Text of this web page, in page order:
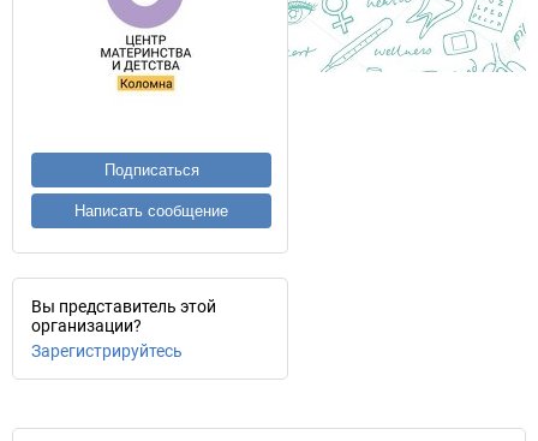
Подписаться
Написать сообщение
Вы представитель этой
организации?
Зарегистрируйтесь